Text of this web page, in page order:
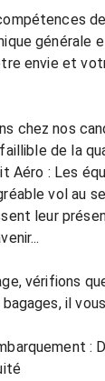
générale
envie et
chez nos
de la
Aéro : Les
vol au
leur
vérifions
il
: